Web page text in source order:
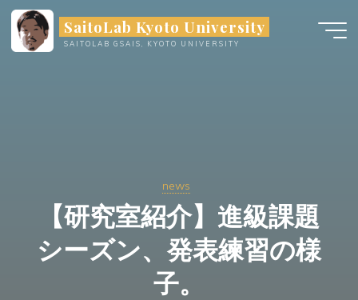
Skip
content
SaitoLab Kyoto University
SAITOLAB GSAIS, KYOTO UNIVERSITY
news
【研究室紹介】進級課題
シーズン、発表練習の様
子。